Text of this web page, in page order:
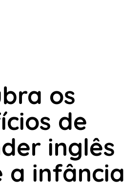
os
de
inglês
a infância